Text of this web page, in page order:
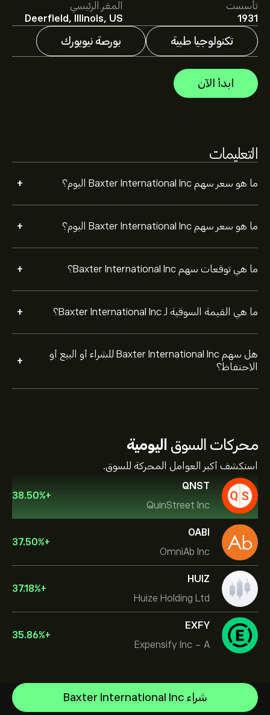
تأسست
1931
المقر الرئيسي
Deerfield, Illinois, US
تكنولوجيا طبية بورصة نيويورك
ابدأ الآن
التعليمات
ما هو سعر سهم Baxter International Inc اليوم؟ +
ما هو سعر سهم Baxter International Inc اليوم؟ +
ما هي توقعات سهم Baxter International Inc؟ +
على اتجاهات السوق، التقارير المالية، والنمو المتوقع. راقِب آخر
التوقعات لتحركات الأسعار المستقبلية.
ما هي القيمة السوقية لـ Baxter International Inc؟ +
القيمة السوقية لـ Baxter International Inc هي 14.24B‎$‎
دولار
هل سهم Baxter International Inc للشراء أو البيع أو
الاحتفاظ؟
+
محركات السوق اليومية
استكشف أكبر العوامل المحركة للسوق.
QNST
QuinStreet Inc
+
38.50%
OABI
OmniAb Inc
+
37.50%
HUIZ
Huize Holding Ltd
+
37.18%
EXFY
Expensify Inc - A
+
35.86%
شراء Baxter International Inc
NVIDIA Corporation
Amazon.com Inc